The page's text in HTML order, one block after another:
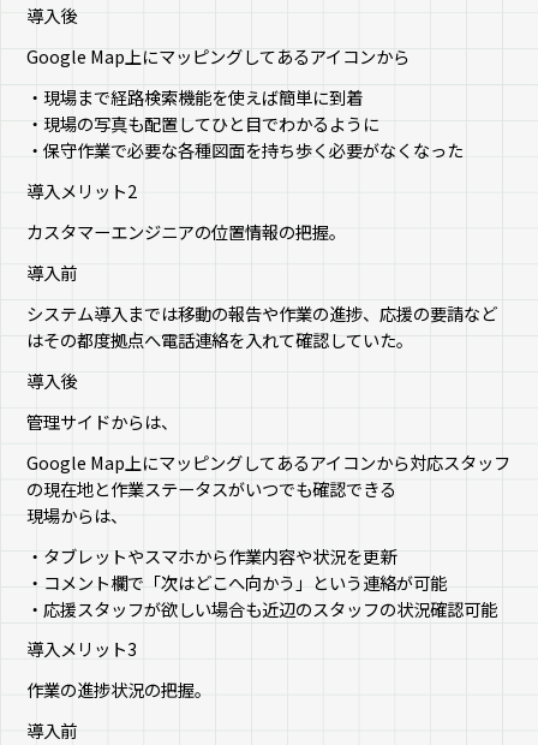
導入後
Google Map上にマッピングしてあるアイコンから
・現場まで経路検索機能を使えば簡単に到着
・現場の写真も配置してひと目でわかるように
・保守作業で必要な各種図面を持ち歩く必要がなくなった
導入メリット2
カスタマーエンジニアの位置情報の把握。
導入前
システム導入までは移動の報告や作業の進捗、応援の要請など
はその都度拠点へ電話連絡を入れて確認していた。
導入後
管理サイドからは、
Google Map上にマッピングしてあるアイコンから対応スタッフ
の現在地と作業ステータスがいつでも確認できる
現場からは、
・タブレットやスマホから作業内容や状況を更新
・コメント欄で「次はどこへ向かう」という連絡が可能
・応援スタッフが欲しい場合も近辺のスタッフの状況確認可能
導入メリット3
作業の進捗状況の把握。
導入前